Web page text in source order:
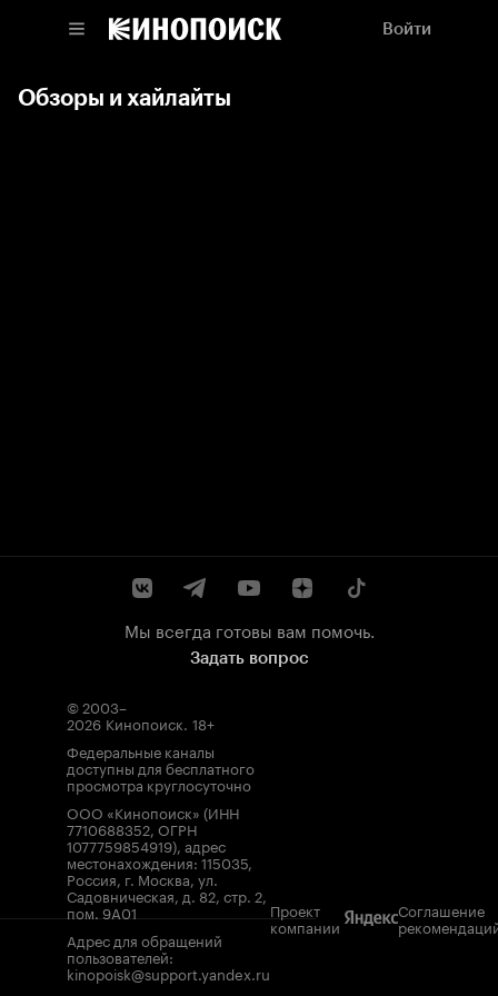
Войти
Обзоры и хайлайты
Мы всегда готовы вам помочь.
Задать вопрос
© 2003–
2026 Кинопоиск. 18+
Федеральные каналы
доступны для бесплатного
просмотра круглосуточно
ООО «Кинопоиск» (ИНН
7710688352, ОГРН
1077759854919), адрес
местонахождения: 115035,
Россия, г. Москва, ул.
Садовническая, д. 82, стр. 2,
пом. 9А01
Адрес для обращений
пользователей:
kinopoisk@support.yandex.ru
Проект
компании
Соглашение